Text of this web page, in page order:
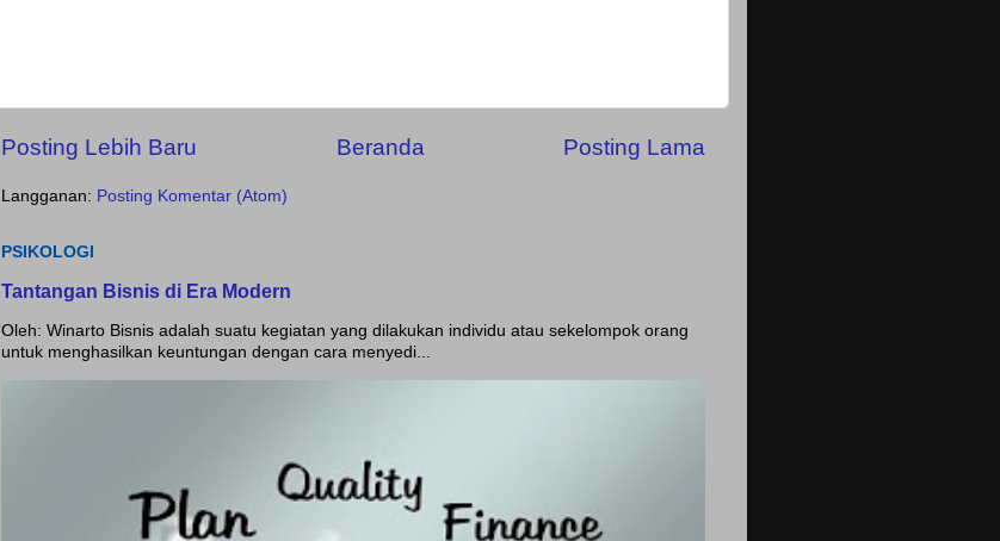
Posting Lebih Baru Posting Lama
Beranda
Langganan: Posting Komentar (Atom)
PSIKOLOGI
Tantangan Bisnis di Era Modern
Oleh: Winarto Bisnis adalah suatu kegiatan yang dilakukan individu atau sekelompok orang
untuk menghasilkan keuntungan dengan cara menyedi...